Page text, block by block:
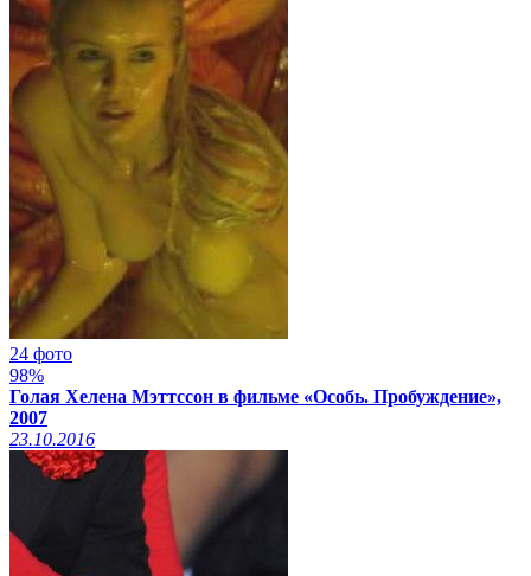
24 фото
98%
Голая Хелена Мэттссон в фильме «Особь. Пробуждение»,
2007
23.10.2016